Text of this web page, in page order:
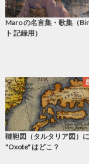
Maro の名言集・歌集（
ト 記録用）
韃靼図（タルタリア図）
"Oxote" はどこ？